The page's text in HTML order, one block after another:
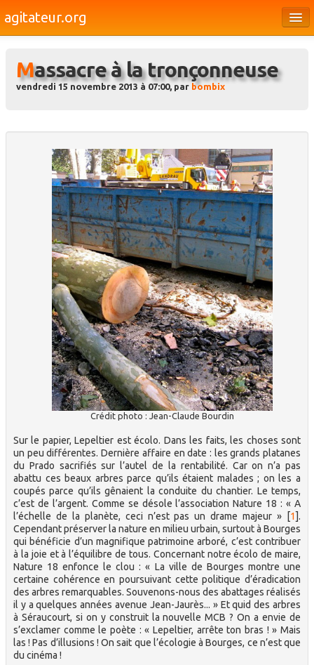
agitateur.org
Bourges & le Cher
Massacre à la tronçonneuse
vendredi 15 novembre 2013 à 07:00, par bombix
Crédit photo : Jean-Claude Bourdin
Sur le papier, Lepeltier est écolo. Dans les faits, les choses sont
un peu différentes. Dernière affaire en date : les grands platanes
du Prado sacrifiés sur l’autel de la rentabilité. Car on n’a pas
abattu ces beaux arbres parce qu’ils étaient malades ; on les a
coupés parce qu’ils gênaient la conduite du chantier. Le temps,
c’est de l’argent. Comme se désole l’association Nature 18 : « A
l’échelle de la planète, ceci n’est pas un drame majeur » [1].
Cependant préserver la nature en milieu urbain, surtout à Bourges
qui bénéficie d’un magnifique patrimoine arboré, c’est contribuer
à la joie et à l’équilibre de tous. Concernant notre écolo de maire,
Nature 18 enfonce le clou : « La ville de Bourges montre une
certaine cohérence en poursuivant cette politique d’éradication
des arbres remarquables. Souvenons-nous des abattages réalisés
il y a quelques années avenue Jean-Jaurès... » Et quid des arbres
à Séraucourt, si on y construit la nouvelle MCB ? On a envie de
s’exclamer comme le poète : « Lepeltier, arrête ton bras ! » Mais
las ! Pas d’illusions ! On sait que l’écologie à Bourges, ce n’est que
du cinéma !